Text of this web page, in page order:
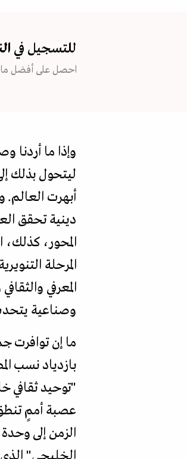
للتسجيل في
احصل على أفضل ما
وإذا ما أردنا
ليتحول بذلك
أبهرت
دينية تحقق
المحور،
المرحلة
المعرفي
وصناعية
ما إن توافرت
بازدياد نسب
"توحيد ثقافي
عصبة أممٍ
الزمن إلى